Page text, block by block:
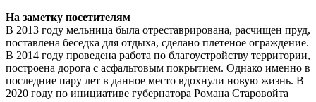
На заметку посетителям
В 2013 году мельница была отреставрирована, расчищен пруд,
поставлена беседка для отдыха, сделано плетеное ограждение.
В 2014 году проведена работа по благоустройству территории,
построена дорога с асфальтовым покрытием. Однако именно в
последние пару лет в данное место вдохнули новую жизнь. В
2020 году по инициативе губернатора Романа Старовойта